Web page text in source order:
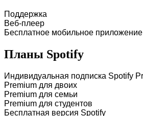
Поддержка
Веб-плеер
Бесплатное мобильное приложение
Планы Spotify
Индивидуальная подписка Spotify
Premium для двоих
Premium для семьи
Premium для студентов
Бесплатная версия Spotify